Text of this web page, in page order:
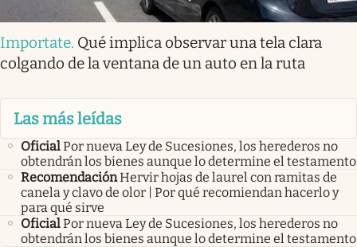
Importate. Qué implica observar una tela clara
colgando de la ventana de un auto en la ruta
Las más leídas
OficialPor nueva Ley de Sucesiones, los herederos no
obtendrán los bienes aunque lo determine el testamento
RecomendaciónHervir hojas de laurel con ramitas de
canela y clavo de olor | Por qué recomiendan hacerlo y
para qué sirve
OficialPor nueva Ley de Sucesiones, los herederos no
obtendrán los bienes aunque lo determine el testamento